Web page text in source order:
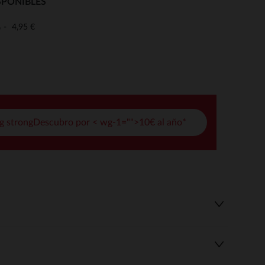
de privacidad, garantizando el cumplimiento de las
4,95 €
strongDescubro por < wg-1="">10€ al año*